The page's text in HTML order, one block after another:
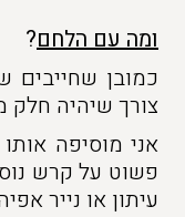
ומה עם הלחם?
כמובן שחייבים
צורך שיהיה חלק
אני מוסיפה
פשוט על קרש
עיתון או נייר